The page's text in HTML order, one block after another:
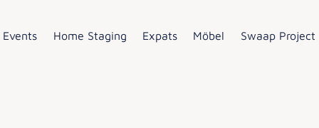
Events Home Staging Expats Möbel Swaap Project